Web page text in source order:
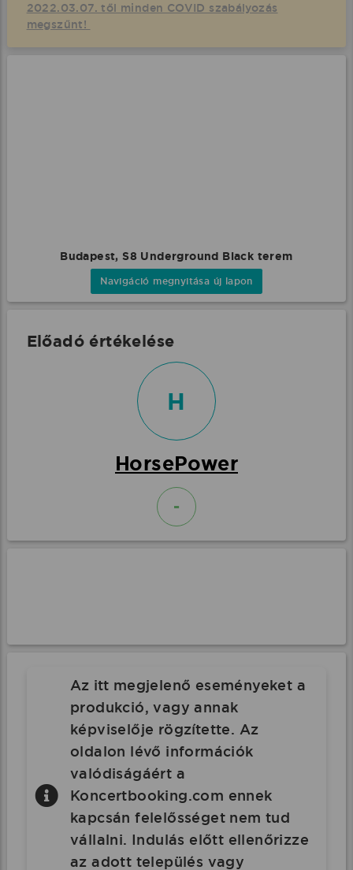
2022.03.07. től minden COVID szabályozás
megszűnt!
Budapest, S8 Underground Black terem
Navigáció megnyitása új lapon
Előadó értékelése
H
HorsePower
-
Az itt megjelenő eseményeket a
produkció, vagy annak
képviselője rögzítette. Az
oldalon lévő információk
valódiságáért a
Koncertbooking.com ennek
kapcsán felelősséget nem tud
vállalni. Indulás előtt ellenőrizze
az adott település vagy